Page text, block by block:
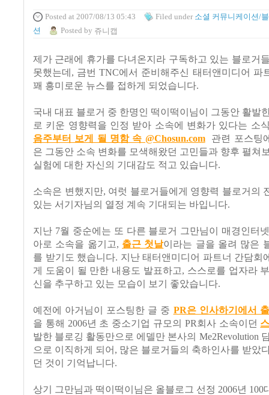
Posted at 2007/08/13 05:43 Filed under 소셜 커뮤니케이션/
션
Posted by 쥬니캡
제가 근래에 휴가를 다녀온지라 구독하고 있는 블로거
못했는데, 금번 TNC에서 준비해주신 태터앤미디어 파
꽤 흥미로운 뉴스를 접하게 되었습니다.
국내 대표 블로거 중 한명인 떡이떡이님이 그동안 활발
로 키운 영향력을 인정 받아 소속에 변화가 있다는 소
음주부터 보게 될 명함 속 @Chosun.com관련 포스팅
은 그동안 소속 변화를 모색해왔던 고민들과 향후 펼쳐
실험에 대한 자신의 기대감도 적고 있습니다.
소속은 변했지만, 여럿 블로거들에게 영향력 블로거의
있는 서기자님의 열정 계속 기대되는 바입니다.
지난 7월 중순에는 또 다른 블로거 그만님이 매경인터
아로 소속을 옮기고, 출근 첫날이라는 글을 올려 많은
를 받기도 했습니다. 지난 태터앤미디어 파트너 간담회
게 도움이 될 만한 내용도 발표하고, 스스로를 업자라
신을 추구하고 있는 모습이 보기 좋았습니다.
예전에 아거님이 포스팅한 글 중 PR은 인사하기에서
을 통해 2006년 초 중소기업 규모의 PR회사 소속이던
발한 블로깅 활동만으로 에델만 본사의 Me2Revolution
으로 이직하게 되어, 많은 블로거들의 축하인사를 받았
던 것이 기억납니다.
상기 그만님과 떡이떡이님은 올블로그 선정 2006년 100